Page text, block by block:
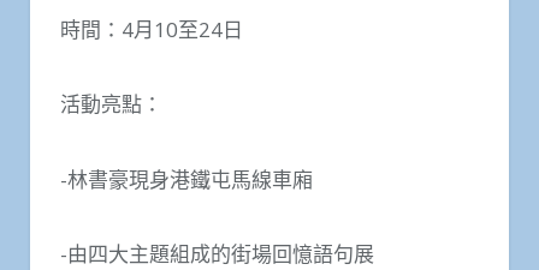
時間：4月10至24日
活動亮點：
-林書豪現身港鐵屯馬線車廂
-由四大主題組成的街場回憶語句展